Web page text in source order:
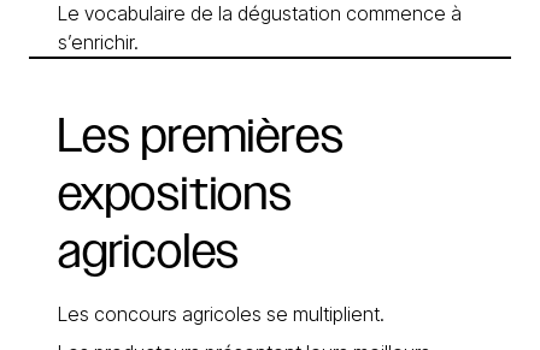
Le vocabulaire de la dégustation commence à
s’enrichir.
Les premières
expositions
agricoles
Les concours agricoles se multiplient.